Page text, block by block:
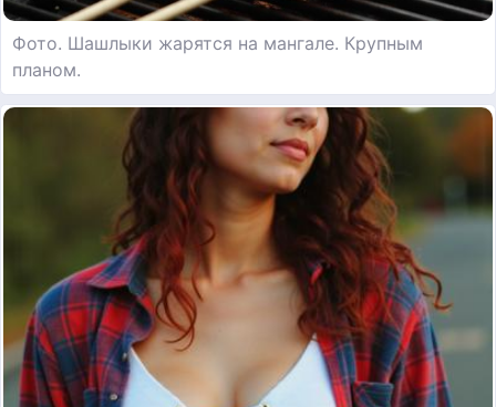
Фото. Шашлыки жарятся на мангале. Крупным
планом.